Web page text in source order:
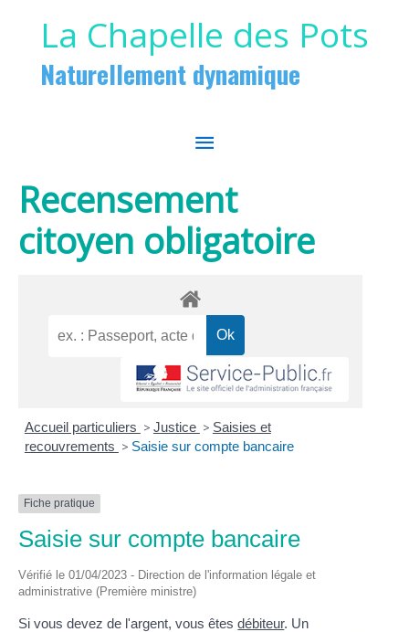
La Chapelle des Pots
Naturellement dynamique
MENU
PRINCIPAL
Recensement
citoyen obligatoire
Accueil particuliers > Justice > Saisies et
recouvrements > Saisie sur compte bancaire
Fiche pratique
Saisie sur compte bancaire
Vérifié le 01/04/2023 - Direction de l'information légale et
administrative (Première ministre)
Si vous devez de l'argent, vous êtesdébiteur. Un